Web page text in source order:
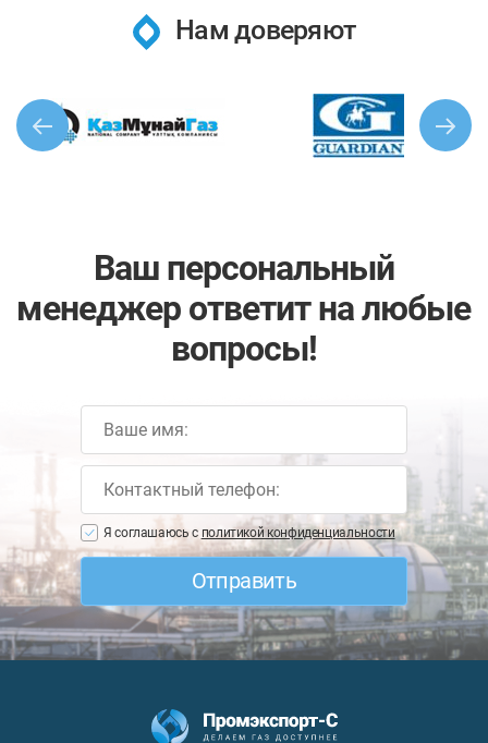
Нам доверяют
Ваш персональный
менеджер ответит на любые
вопросы!
Я соглашаюсь с политикой конфиденциальности